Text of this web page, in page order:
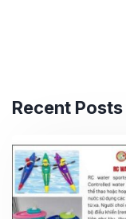
Recent Posts